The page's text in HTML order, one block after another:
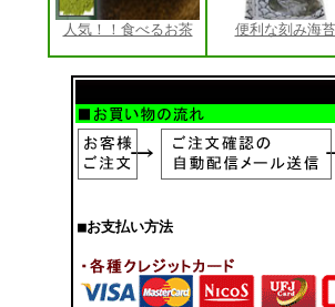
人気！！食べるお茶 便利な刻み海苔
■お支払い方法